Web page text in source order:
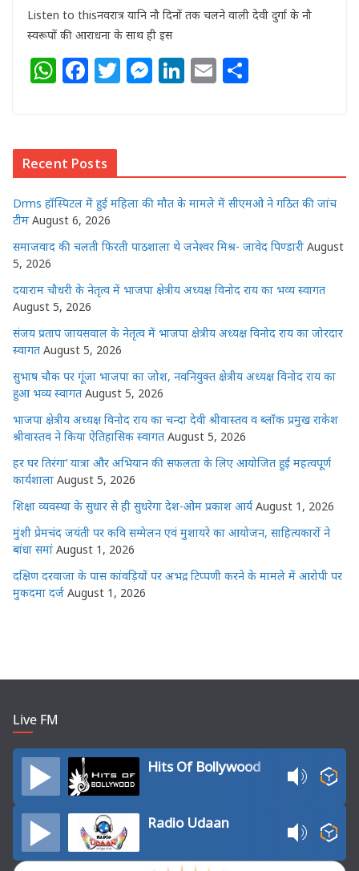
Listen to thisनवरात्र यानि नौ दिनों तक चलने वाली देवी दुर्गा के नौ
स्वरूपों की आराधना के साथ ही इस
W
s
A
p
p
F
e
b
o
o
k
T
r
M
n
g
r
Li
dI
n
E
Recent Posts
Drms हॉस्पिटल में हुई महिला की मौत के मामले में सीएमओ ने गठित की जांच
टीम August 6, 2026
समाजवाद की चलती फिरती पाठशाला थे जनेश्वर मिश्र- जावेद पिण्डारी August
5, 2026
दयाराम चौधरी के नेतृत्व में भाजपा क्षेत्रीय अध्यक्ष विनोद राय का भव्य स्वागत
August 5, 2026
संजय प्रताप जायसवाल के नेतृत्व में भाजपा क्षेत्रीय अध्यक्ष विनोद राय का जोरदार
स्वागत August 5, 2026
सुभाष चौक पर गूंजा भाजपा का जोश, नवनियुक्त क्षेत्रीय अध्यक्ष विनोद राय का
हुआ भव्य स्वागत August 5, 2026
भाजपा क्षेत्रीय अध्यक्ष विनोद राय का चन्दा देवी श्रीवास्तव व ब्लॉक प्रमुख राकेश
श्रीवास्तव ने किया ऐतिहासिक स्वागत August 5, 2026
हर घर तिरंगा’ यात्रा और अभियान की सफलता के लिए आयोजित हुई महत्वपूर्ण
कार्यशाला August 5, 2026
शिक्षा व्यवस्था के सुधार से ही सुधरेगा देश-ओम प्रकाश आर्य August 1, 2026
मुंशी प्रेमचंद जयंती पर कवि सम्मेलन एवं मुशायरे का आयोजन, साहित्यकारों ने
बांधा समां August 1, 2026
दक्षिण दरवाजा के पास कांवड़ियों पर अभद्र टिप्पणी करने के मामले में आरोपी पर
मुकदमा दर्ज August 1, 2026
Live FM
Hits Of Bollywood
Radio Udaan